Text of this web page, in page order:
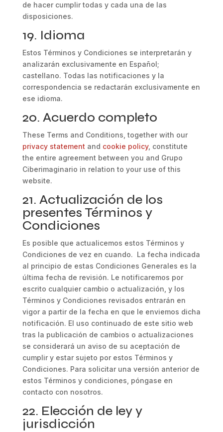
de hacer cumplir todas y cada una de las
disposiciones.
19. Idioma
Estos Términos y Condiciones se interpretarán y
analizarán exclusivamente en Español;
castellano. Todas las notificaciones y la
correspondencia se redactarán exclusivamente en
ese idioma.
20. Acuerdo completo
These Terms and Conditions, together with our
privacy statement and cookie policy, constitute
the entire agreement between you and Grupo
Ciberimaginario in relation to your use of this
website.
21. Actualización de los
presentes Términos y
Condiciones
Es posible que actualicemos estos Términos y
Condiciones de vez en cuando. La fecha indicada
al principio de estas Condiciones Generales es la
última fecha de revisión. Le notificaremos por
escrito cualquier cambio o actualización, y los
Términos y Condiciones revisados entrarán en
vigor a partir de la fecha en que le enviemos dicha
notificación. El uso continuado de este sitio web
tras la publicación de cambios o actualizaciones
se considerará un aviso de su aceptación de
cumplir y estar sujeto por estos Términos y
Condiciones. Para solicitar una versión anterior de
estos Términos y condiciones, póngase en
contacto con nosotros.
22. Elección de ley y
jurisdicción